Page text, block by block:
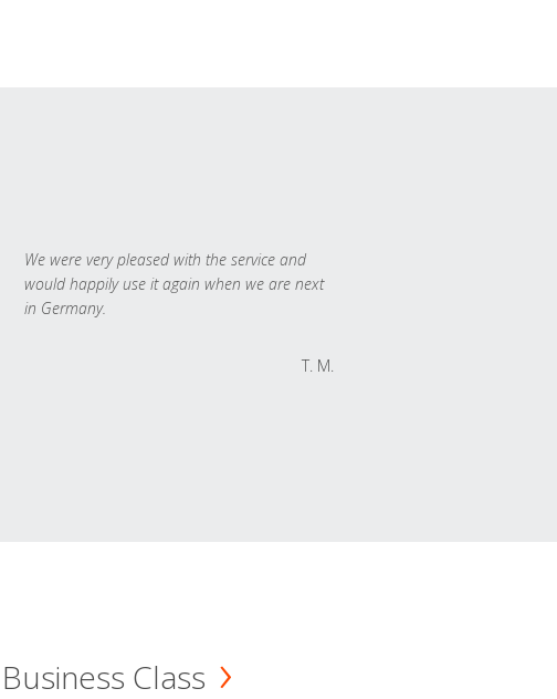
We were very pleased with the service and
would happily use it again when we are next
in Germany.
T. M.
Business Class